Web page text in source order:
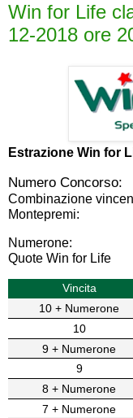
Win for Life
12-2018 ore
Estrazione Win for
Numero Concorso:
Combinazione
Montepremi:
Numerone:
Quote Win for Life
Vincita
10 + Numerone
10
9 + Numerone
9
8 + Numerone
7 + Numerone